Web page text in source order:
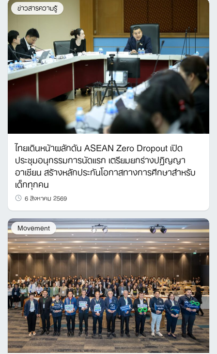
ข่าวสารความรู้
ไทยเดินหน้าผลักดัน ASEAN Zero Dropout เปิด
ประชุมอนุกรรมการนัดแรก เตรียมยกร่างปฏิญญา
อาเซียน สร้างหลักประกันโอกาสทางการศึกษาสำหรับ
เด็กทุกคน
6 สิงหาคม 2569
Movement